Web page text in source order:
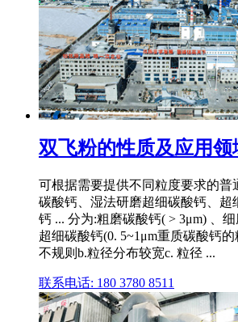
双飞粉的性质及应用领
可根据需要提供不同粒度要求的普
碳酸钙、湿法研磨超细碳酸钙、超
钙 ... 分为:粗磨碳酸钙( > 3μm) 、细
超细碳酸钙(0. 5~1μm重质碳酸钙
不规则b.粒径分布较宽c. 粒径 ...
联系电话: 180 3780 8511